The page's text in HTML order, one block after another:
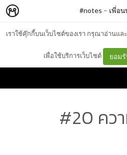
เราใช้คุ๊กกี้บนเว็บไซต์ของเรา กรุณาอ่านแล
เพื่อใช้บริการเว็บไซต์ ยอม
#notes – เพื่อน
#20 คว